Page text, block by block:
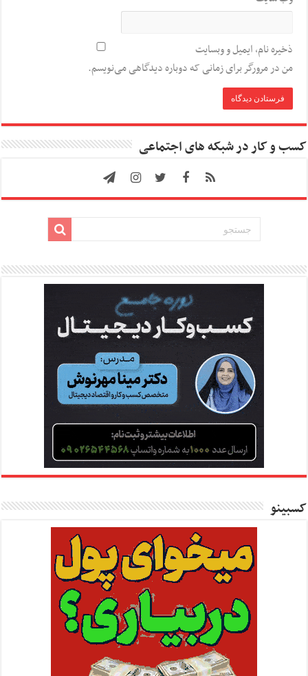
ذخیره نام، ایمیل و وبسایت
من در مرورگر برای زمانی که دوباره دیدگاهی می‌نویسم.
کسب و کار در شبکه های اجتماعی
کسبینو